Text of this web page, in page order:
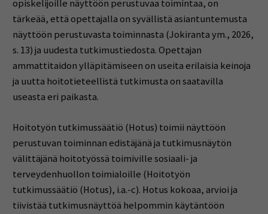
opiskelijoille näyttöön perustuvaa toimintaa, on
tärkeää, että opettajalla on syvällistä asiantuntemusta
näyttöön perustuvasta toiminnasta (Jokiranta ym., 2026,
s. 13) ja uudesta tutkimustiedosta. Opettajan
ammattitaidon ylläpitämiseen on useita erilaisia keinoja
ja uutta hoitotieteellistä tutkimusta on saatavilla
useasta eri paikasta.
Hoitotyön tutkimussäätiö (Hotus) toimii näyttöön
perustuvan toiminnan edistäjänä ja tutkimusnäytön
välittäjänä hoitotyössä toimiville sosiaali- ja
terveydenhuollon toimialoille (Hoitotyön
tutkimussäätiö (Hotus), i.a.-c). Hotus kokoaa, arvioi ja
tiivistää tutkimusnäyttöä helpommin käytäntöön